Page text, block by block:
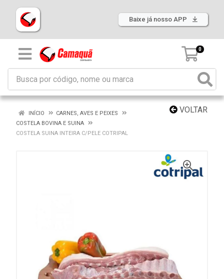
Baixe já nosso APP
0
VOLTAR
INÍCIO
CARNES, AVES E PEIXES
COSTELA BOVINA E SUINA
COSTELA SUINA INTEIRA C/PELE COTRIPAL